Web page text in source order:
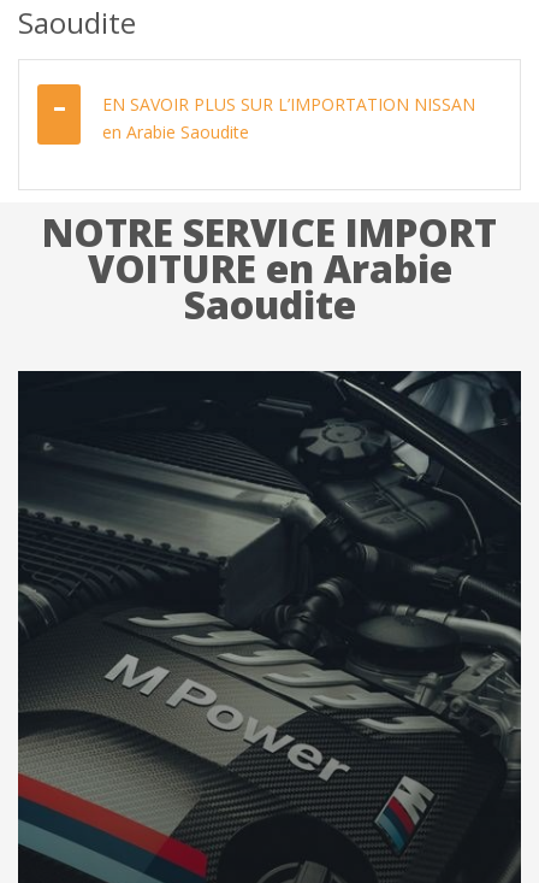
Saoudite
EN SAVOIR PLUS SUR L’IMPORTATION NISSAN
en Arabie Saoudite
NOTRE SERVICE IMPORT
VOITURE en Arabie
Saoudite